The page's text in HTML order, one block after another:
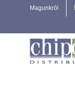
Magunkról